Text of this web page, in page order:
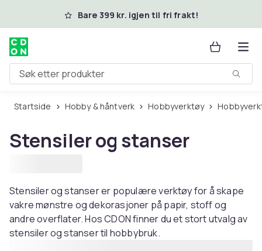
Hopp til hovedinnholdBare 399 kr. igjen til fri frakt!
Søk etter produkter
Startside Hobby & håntverk Hobbyverktøy
Stensiler og stanser
Stensiler og stanser er populære verktøy for å skape
vakre mønstre og dekorasjoner på papir, stoff og
andre overflater. Hos CDON finner du et stort utvalg av
stensiler og stanser til hobbybruk.